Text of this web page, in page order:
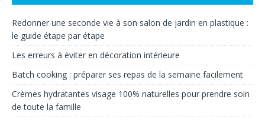
Redonner une seconde vie à son salon de jardin en plastique :
le guide étape par étape
Les erreurs à éviter en décoration intérieure
Batch cooking : préparer ses repas de la semaine facilement
Crèmes hydratantes visage 100% naturelles pour prendre soin
de toute la famille